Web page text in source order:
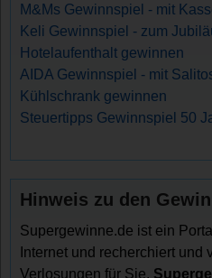
M&Ms Gewinnspiel - mit
Keli Gewinnspiel - zum
Hotelaufenthalt gewinnen
AIDA Gewinnspiel - mit
Kühlschrank gewinnen
Steuertipps Gewinnspiel 50
Hinweis zu den
Supergewinne.de ist ein
Internet und recherchiert und
Verlosungen für Sie.